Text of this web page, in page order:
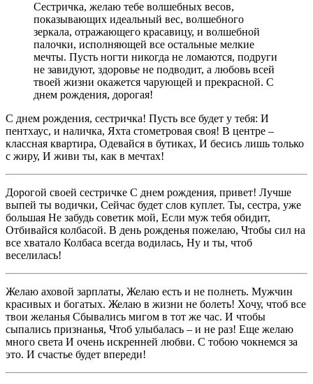
Сестричка, желаю тебе волшебных весов,
показывающих идеальный вес, волшебного
зеркала, отражающего красавицу, и волшебной
палочки, исполняющей все остальные мелкие
мечты. Пусть ногти никогда не ломаются, подруги
не завидуют, здоровье не подводит, а любовь всей
твоей жизни окажется чарующей и прекрасной. С
днем рождения, дорогая!
С днем рождения, сестричка! Пусть все будет у тебя: И
пентхаус, и наличка, Яхта стометровая своя! В центре –
классная квартира, Одевайся в бутиках, И бесись лишь только
с жиру, И живи ты, как в мечтах!
Дорогой своей сестричке С днем рождения, привет! Лучше
выпей ты водички, Сейчас будет слов куплет. Ты, сестра, уже
большая Не забудь советик мой, Если муж тебя обидит,
Отбивайся колбасой. В день рожденья пожелаю, Чтобы сил на
все хватало Колбаса всегда водилась, Ну и ты, чтоб
веселилась!
Желаю аховой зарплаты, Желаю есть и не полнеть. Мужчин
красивых и богатых. Желаю в жизни не болеть! Хочу, чтоб все
твои желанья Сбывались мигом в тот же час. И чтобы
сыпались признанья, Чтоб улыбалась – и не раз! Еще желаю
много света И очень искренней любви. С тобою чокнемся за
это. И счастье будет впереди!